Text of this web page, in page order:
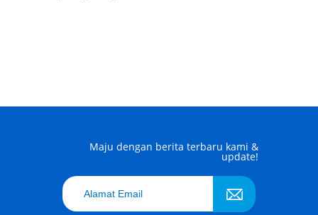
Maju dengan berita terbaru kami &
update!